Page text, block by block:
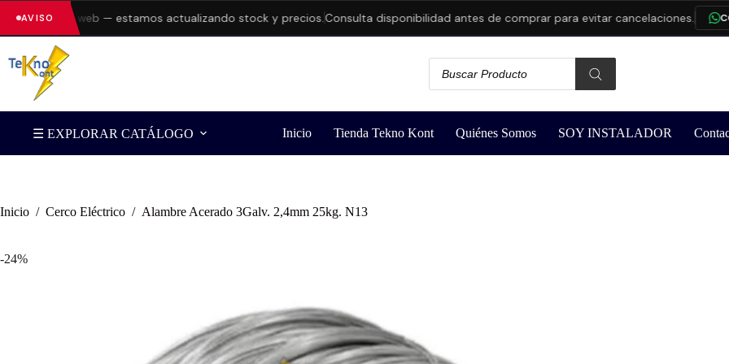
AVISO
en la web — estamos actualizando stock y precios. Consulta disponibilidad antes de comprar para evitar cancelaciones.
☰ EXPLORAR CATÁLOGO Inicio Tienda Tekno Kont Quiénes Somos SOY INSTALADOR
Inicio / Cerco Eléctrico / Alambre Acerado 3Galv. 2,4mm 25kg. N13
-24%